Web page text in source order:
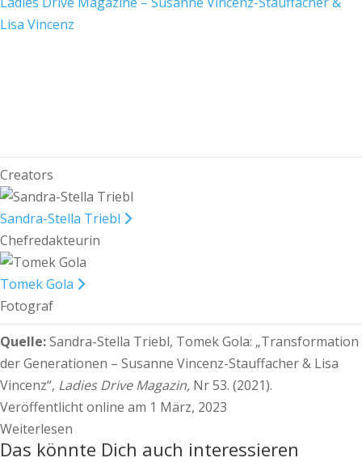
Lisa Vincenz
Creators
Sandra-Stella Triebl
Chefredakteurin
Tomek Gola
Fotograf
Quelle:Sandra-Stella Triebl, Tomek Gola: „Transformation
der Generationen – Susanne Vincenz-Stauffacher & Lisa
Vincenz“, Ladies Drive Magazin, Nr 53. (2021).
Veröffentlicht online am 1 März, 2023
Weiterlesen
Das könnte Dich auch interessieren